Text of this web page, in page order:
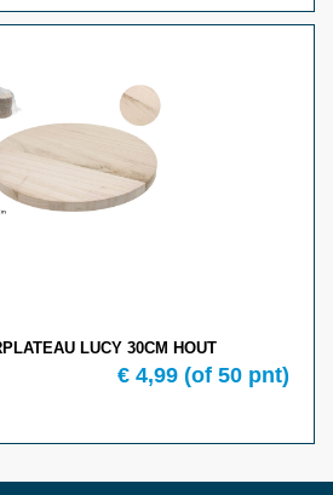
LUCY 30CM HOUT
€ 4,99 (of 50 pnt)